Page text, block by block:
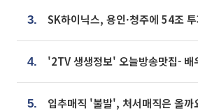
3.
4.
5. 입추매직 '불발', 처서매직은 올까